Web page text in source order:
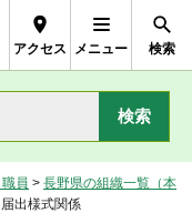
アクセス メニュー 検索
員 > 長野県の組織一覧（本
出様式関係